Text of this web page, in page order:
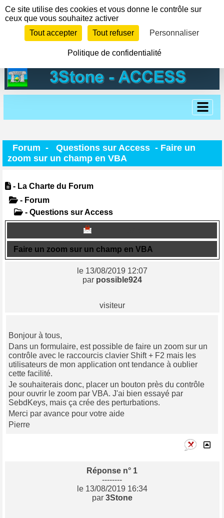
Forum - Questions sur Access - Faire un
zoom sur un champ en VBA
- La Charte du Forum
- Forum
- Questions sur Access
Faire un zoom sur un champ en VBA
le 13/08/2019 12:07
par possible924
visiteur
Bonjour à tous,
Dans un formulaire, est possible de faire un zoom sur un
contrôle avec le raccourcis clavier Shift + F2 mais les
utilisateurs de mon application ont tendance à oublier
cette facilité.
Je souhaiterais donc, placer un bouton près du contrôle
pour ouvrir le zoom par VBA. J'ai bien essayé par
SebdKeys, mais ça crée des perturbations.
Merci par avance pour votre aide
Pierre
Réponse n° 1
--------
le 13/08/2019 16:34
par 3Stone
Panneau de gestion des cookies
Ce site utilise des cookies et vous donne le contrôle sur
ceux que vous souhaitez activer
Tout accepter
Tout refuser Personnaliser
Politique de confidentialité